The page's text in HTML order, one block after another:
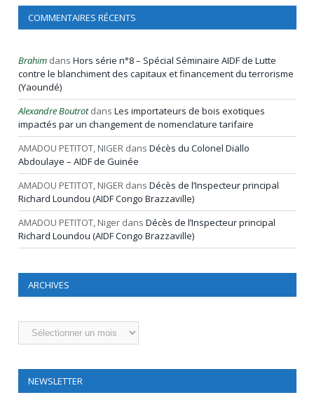
COMMENTAIRES RÉCENTS
Brahim dans Hors série n°8 – Spécial Séminaire AIDF de Lutte
contre le blanchiment des capitaux et financement du terrorisme
(Yaoundé)
Alexandre Boutrotdans Les importateurs de bois exotiques
impactés par un changement de nomenclature tarifaire
AMADOU PETITOT, NIGER dans Décès du Colonel Diallo
Abdoulaye – AIDF de Guinée
AMADOU PETITOT, NIGER dans Décès de l’Inspecteur principal
Richard Loundou (AIDF Congo Brazzaville)
AMADOU PETITOT, Niger dans Décès de l’Inspecteur principal
Richard Loundou (AIDF Congo Brazzaville)
ARCHIVES
Archives
NEWSLETTER